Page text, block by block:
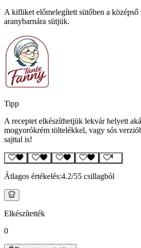
A kifliket előmelegített sütőben a középső
aranybarnára sütjük.
Tipp
A receptet elkészíthetjük lekvár helyett
mogyorókrém töltelékkel, vagy sós
sajttal is!
Átlagos értékelés:4.2/55 csillagból
Elkészítették
0